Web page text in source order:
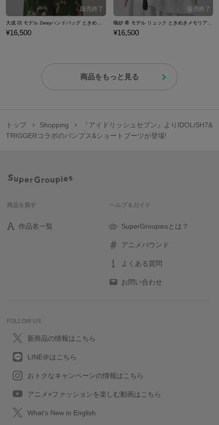
¥16,500 ¥16,500
商品をもっと見る
トップ Shopping
『アイドリッシュセブン』よりIDOLiSH7&
TRIGGERコラボのパンプス&ショートブーツが登場!
商品を探す
作品名一覧
ヘルプ＆ガイド
SuperGroupiesとは？
アニメバウンド
よくある質問
お問い合わせ
FOLLOW US
新商品の情報はこちら
LINE＠はこちら
おトクなキャンペーンの情報はこちら
アニメ×ファッションを楽しむ動画はこちら
What's New in English